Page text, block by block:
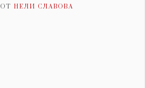
ОТНЕЛИ СЛАВОВА